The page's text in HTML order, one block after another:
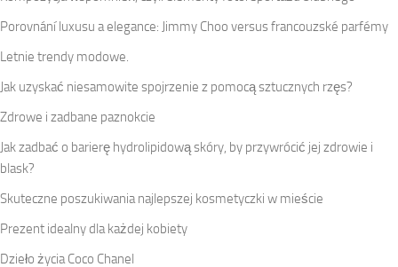
Porovnání luxusu a elegance: Jimmy Choo versus francouzské parfémy
Letnie trendy modowe.
Jak uzyskać niesamowite spojrzenie z pomocą sztucznych rzęs?
Zdrowe i zadbane paznokcie
Jak zadbać o barierę hydrolipidową skóry, by przywrócić jej zdrowie i
blask?
Skuteczne poszukiwania najlepszej kosmetyczki w mieście
Prezent idealny dla każdej kobiety
Dzieło życia Coco Chanel